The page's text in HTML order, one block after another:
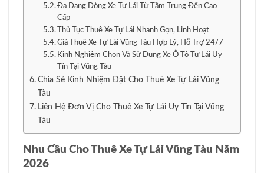
Đa Dạng Dòng Xe Tự Lái Từ Tầm Trung Đến Cao
Cấp
Thủ Tục Thuê Xe Tự Lái Nhanh Gọn, Linh Hoạt
Giá Thuê Xe Tự Lái Vũng Tàu Hợp Lý, Hỗ Trợ 24/7
Kinh Nghiệm Chọn Và Sử Dụng Xe Ô Tô Tự Lái Uy
Tín Tại Vũng Tàu
Chia Sẻ Kinh Nhiệm Đặt Cho Thuê Xe Tự Lái Vũng
Tàu
Liên Hệ Đơn Vị Cho Thuê Xe Tự Lái Uy Tín Tại Vũng
Tàu
Nhu Cầu Cho Thuê Xe Tự Lái Vũng Tàu Năm
2026